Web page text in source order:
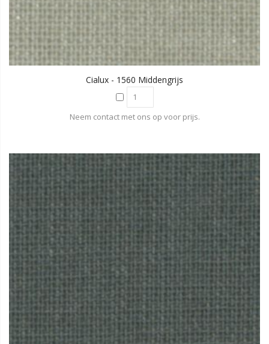
Cialux - 1560 Middengrijs
Neem contact met ons op voor prijs.